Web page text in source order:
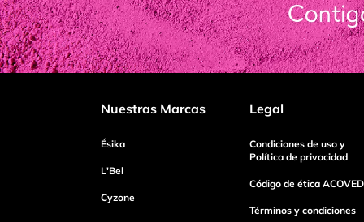
Título
Tu nombre
Dirección de email
Nuestras Marcas
Ésika
L'Bel
Cyzone
Legal
Condiciones de uso y
Política de privacidad
Código de ética
Términos y condiciones